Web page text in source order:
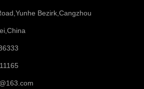
Bezirk,Cangzhou